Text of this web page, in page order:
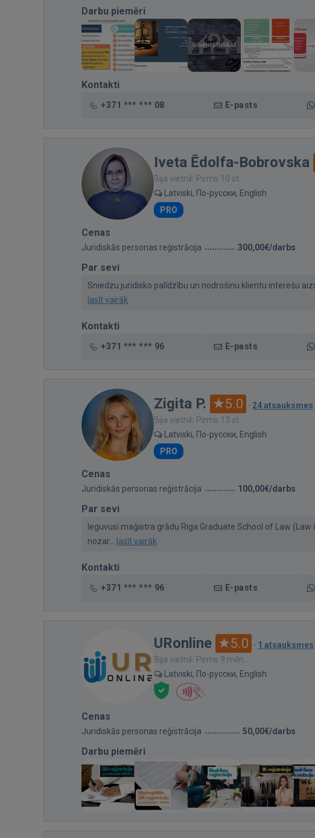
Darbu piemēri
Kontakti
+371 *** *** 08 E-pasts
Iveta Ēdolfa-Bobrovska
Bija vietnē: Pirms 10 st.
Latviski, По-русски, English
PRO
Cenas
Juridiskās personas reģistrācija 300,00€/darbs
Par sevi
Sniedzu juridisko palīdzību un nodrošinu klientu interešu
lasīt vairāk
Kontakti
+371 *** *** 96 E-pasts
Zigita P. 5.0 · 24 atsauksmes
Bija vietnē: Pirms 13 st.
Latviski, По-русски, English
PRO
Cenas
Juridiskās personas reģistrācija 100,00€/darbs
Par sevi
Ieguvusi maģistra grādu Riga Graduate School of Law
nozar...
lasīt vairāk
Kontakti
+371 *** *** 96 E-pasts
URonline 5.0 · 1 atsauksmes
Bija vietnē: Pirms 9 mēn.
Latviski, По-русски, English
Cenas
Juridiskās personas reģistrācija 50,00€/darbs
Darbu piemēri